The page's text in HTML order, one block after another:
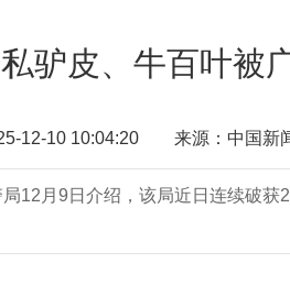
驴皮、牛百叶被
12-10 10:04:20 来源：中国新
12月9日介绍，该局近日连续破